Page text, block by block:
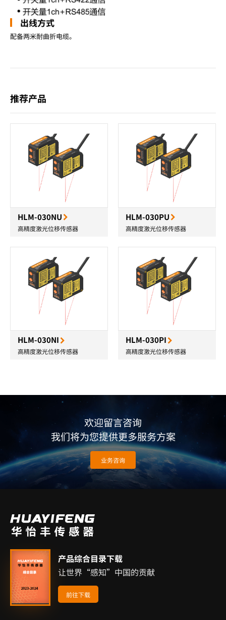
出线方式
配备两米耐曲折电缆。
推荐产品
HLM-030NU
高精度激光位移传感器
HLM-030PU
高精度激光位移传感器
HLM-030NI
高精度激光位移传感器
HLM-030PI
高精度激光位移传感器
欢迎留言咨询
我们将为您提供更多服务方案
业务咨询
产品综合目录下载
让世界“感知”中国的贡献
前往下载